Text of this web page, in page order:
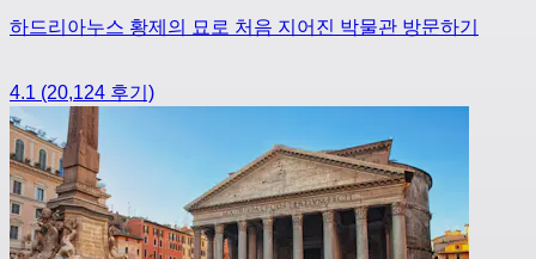
하드리아누스 황제의 묘로 처음 지어진 박물관 방문하기
4.1 (20,124 후기)